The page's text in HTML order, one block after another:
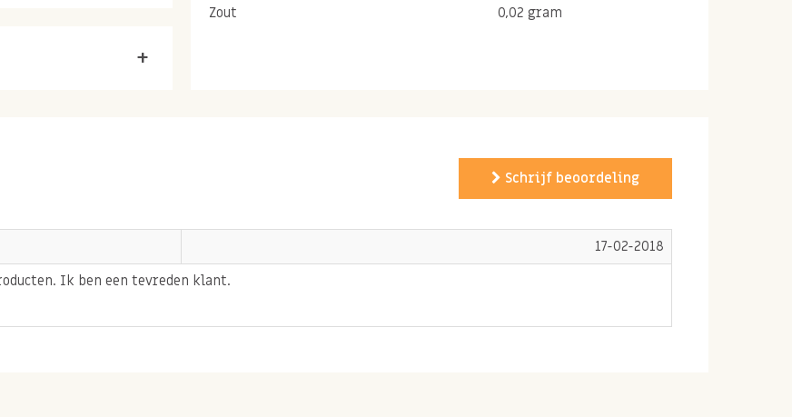
balans
van echte
zorgt voor een
bij koffie of thee of
Zout 0,02 gram
+
Schrijf beoordeling
17-02-2018
Ik ben een tevreden klant.